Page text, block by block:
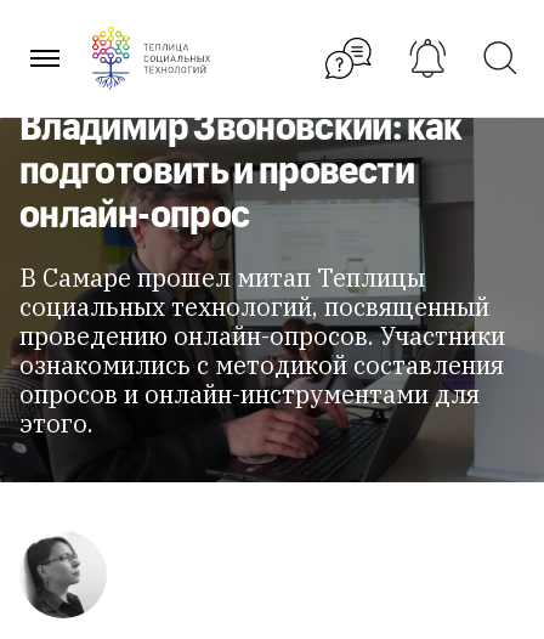
содержанию
Владимир Звоновский: как
подготовить и провести
онлайн-опрос
В Самаре прошел митап Теплицы
социальных технологий, посвященный
проведению онлайн-опросов. Участники
ознакомились с методикой составления
опросов и онлайн-инструментами для
этого.